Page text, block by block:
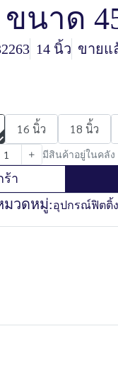
ขนาด
14 นิ้ว ขายแ
16 นิ้ว 18 นิ้ว
มีสินค้าอยู่ในคลัง
ร้า
มวดหมู่:อุปกรณ์ฟิตติ้ง